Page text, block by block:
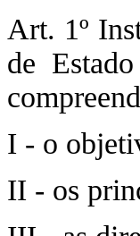
Art. 1º
de
I - o
II - os